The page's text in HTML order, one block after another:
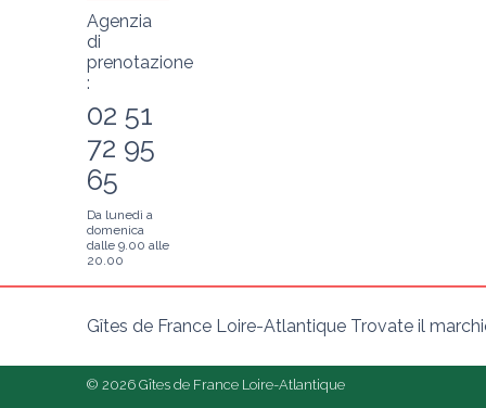
Agenzia
di
prenotazione
:
02 51
72 95
65
Da lunedì a
domenica
dalle 9.00 alle
20.00
Gîtes de France Loire-Atlantique Trovate il
© 2026 Gîtes de France Loire-Atlantique